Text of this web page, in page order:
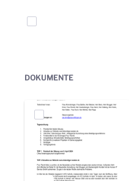
Elemente auswählen
DOKUMENTE